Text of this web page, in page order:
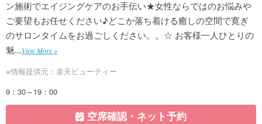
ン施術でエイジングケアのお手伝い★女性ならではのお悩みや
ご要望もお任せください♪どこか落ち着ける癒しの空間で寛ぎ
のサロンタイムをお過ごしください。。☆ お客様一人ひとりの
魅...View More »
※情報提供元：楽天ビューティー
9：30～19：00
空席確認・ネット予約